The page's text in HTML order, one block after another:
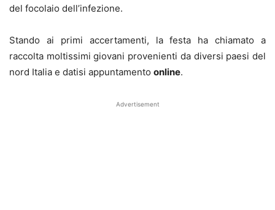
del focolaio dell’infezione.
Stando ai primi accertamenti, la festa ha chiamato a
raccolta moltissimi giovani provenienti da diversi paesi del
nord Italia e datisi appuntamento online.
Advertisement